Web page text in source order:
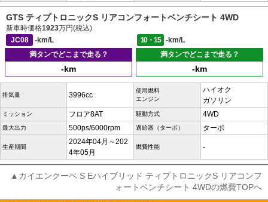
GTS ティプトロニックS リアコンフォートベンチシート 4WD
新車時価格1923万円(税込)
JC08
-km/L 10・15
-km/L
満タンでどこまで走る？
-km
満タンでどこまで走る？
-km
排気量 3996cc
使用燃料
エンジン
ハイオク
ガソリン
ミッション フロア8AT 駆動方式 4WD
最大出力 500ps/6000rpm 過給器（ターボ） ターボ
生産期間
2024年04月～202
4年05月
燃費性能 -
▲カイエンクーペ S Eハイブリッド ティプトロニックS リアコンフ
ォートベンチシート 4WDの燃費TOPへ